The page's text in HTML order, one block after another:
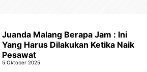
Juanda Malang Berapa Jam : Ini
Yang Harus Dilakukan Ketika Naik
Pesawat
5 Oktober 2025